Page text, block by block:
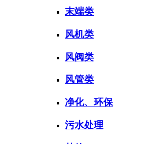
末端类
风机类
风阀类
风管类
净化、环保
污水处理